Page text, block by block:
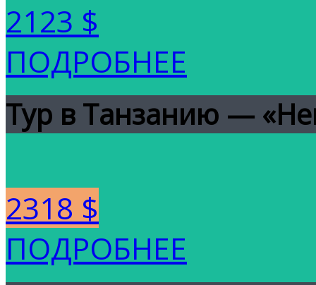
2123 $
ПОДРОБНЕЕ
Тур в Танзанию —
2318 $
ПОДРОБНЕЕ